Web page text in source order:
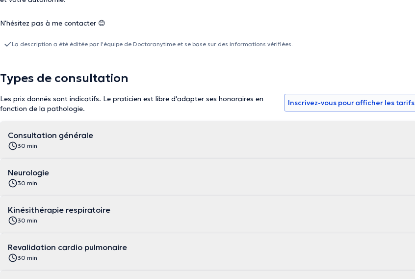
N'hésitez pas à me contacter 😊
La description a été éditée par l'équipe de Doctoranytime et se base sur des informations vérifiées.
Types de consultation
Les prix donnés sont indicatifs. Le praticien est libre d'adapter ses honoraires en
fonction de la pathologie.
Inscrivez-vous pour afficher les tarifs
Consultation générale
30 min
Neurologie
30 min
Kinésithérapie respiratoire
30 min
Revalidation cardio pulmonaire
30 min